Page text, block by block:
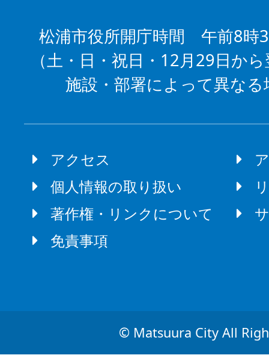
松浦市役所開庁時間 午前8時
（土・日・祝日・12月29日か
施設・部署によって異な
アクセス
個人情報の取り扱い
著作権・リンクについて
免責事項
© Matsuura City All